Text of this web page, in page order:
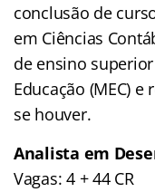
conclusão de
em Ciências
de ensino
Educação (MEC)
se houver.
Analista em
Vagas: 4 + 44 CR